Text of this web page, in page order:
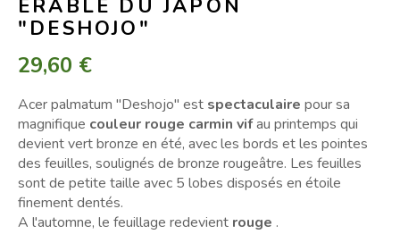
ÉRABLE DU JAPON
"DESHOJO"
29,60 €
Acer palmatum "Deshojo" est spectaculaire pour sa
magnifique couleur rouge carmin vifau printemps qui
devient vert bronze en été, avec les bords et les pointes
des feuilles, soulignés de bronze rougeâtre. Les feuilles
sont de petite taille avec 5 lobes disposés en étoile
finement dentés.
A l'automne, le feuillage redevient rouge .